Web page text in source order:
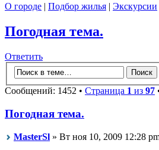
О городе | Подбор жилья | Экскурсии
Погодная тема.
Ответить
Сообщений: 1452 • Страница 1 из 97
Погодная тема.
MasterSl » Вт ноя 10, 2009 12:28